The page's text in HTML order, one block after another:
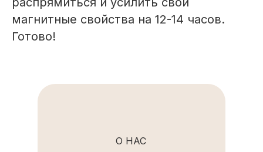
магнитные свойства на 12-14 часов.
Готово!
О НАС